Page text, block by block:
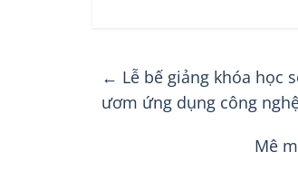
← Lễ bế giảng khóa học
ươm ứng dụng công
Mê